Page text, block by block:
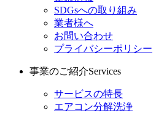
SDGsへの取り組み
業者様へ
お問い合わせ
プライバシーポリシー
事業のご紹介Services
サービスの特長
エアコン分解洗浄